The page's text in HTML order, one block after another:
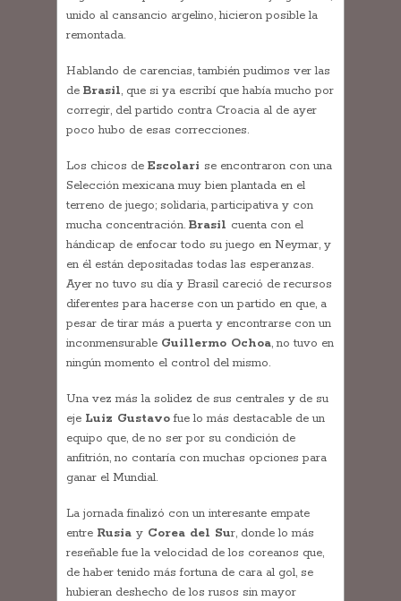
unido al cansancio argelino, hicieron posible la
remontada.
Hablando de carencias, también pudimos ver las
de Brasil, que si ya escribí que había mucho por
corregir, del partido contra Croacia al de ayer
poco hubo de esas correcciones.
Los chicos de Escolari se encontraron con una
Selección mexicana muy bien plantada en el
terreno de juego; solidaria, participativa y con
mucha concentración. Brasil cuenta con el
hándicap de enfocar todo su juego en Neymar, y
en él están depositadas todas las esperanzas.
Ayer no tuvo su día y Brasil careció de recursos
diferentes para hacerse con un partido en que, a
pesar de tirar más a puerta y encontrarse con un
inconmensurable Guillermo Ochoa, no tuvo en
ningún momento el control del mismo.
Una vez más la solidez de sus centrales y de su
eje Luiz Gustavofue lo más destacable de un
equipo que, de no ser por su condición de
anfitrión, no contaría con muchas opciones para
ganar el Mundial.
La jornada finalizó con un interesante empate
entre Rusia y Corea del Sur, donde lo más
reseñable fue la velocidad de los coreanos que,
de haber tenido más fortuna de cara al gol, se
hubieran deshecho de los rusos sin mayor